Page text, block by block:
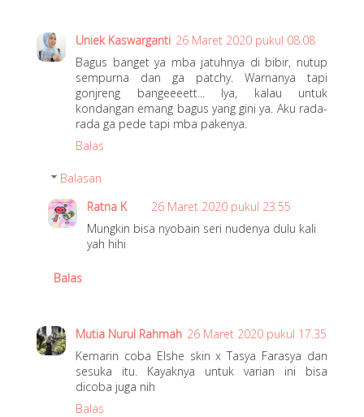
Uniek Kaswarganti 26 Maret 2020 pukul 08.08
Bagus banget ya mba jatuhnya di bibir, nutup
sempurna dan ga patchy. Warnanya tapi
gonjreng bangeeeett... Iya, kalau untuk
kondangan emang bagus yang gini ya. Aku rada-
rada ga pede tapi mba pakenya.
Balas
Balasan
Ratna K
26 Maret 2020 pukul 23.55
Mungkin bisa nyobain seri nudenya dulu kali
yah hihi
Balas
Mutia Nurul Rahmah 26 Maret 2020 pukul 17.35
Kemarin coba Elshe skin x Tasya Farasya dan
sesuka itu. Kayaknya untuk varian ini bisa
dicoba juga nih
Balas